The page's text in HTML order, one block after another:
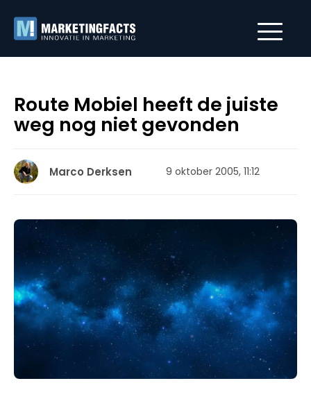
Route Mobiel heeft de juiste
weg nog niet gevonden
Marco Derksen 9 oktober 2005, 11:12